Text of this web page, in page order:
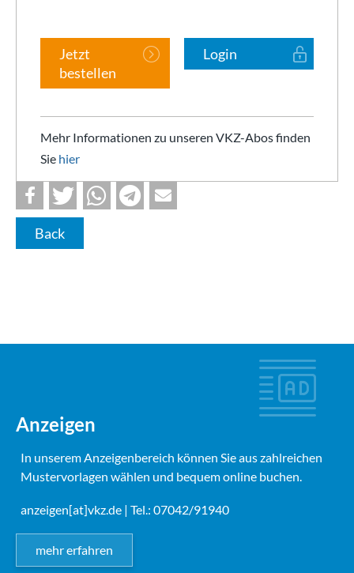
Jetzt
bestellen
Login
Mehr Informationen zu unseren VKZ-Abos finden
Sie hier
Back
Anzeigen
In unserem Anzeigenbereich können Sie aus zahlreichen
Mustervorlagen wählen und bequem online buchen.
anzeigen[at]vkz.de | Tel.: 07042/91940
mehr erfahren